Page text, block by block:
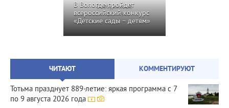
В Вологде пройдет
всероссийский конкурс
«Детские сады – детям»
ЧИТАЮТ КОММЕНТИРУЮТ
Тотьма празднует 889‑летие: яркая программа с 7
по 9 августа 2026 года